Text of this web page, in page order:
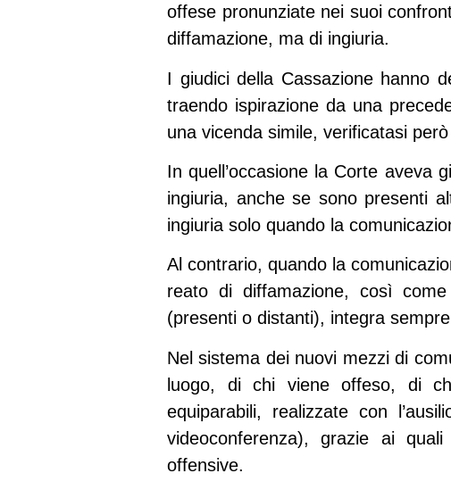
offese pronunziate nei suoi
diffamazione, ma di ingiuria.
I giudici della Cassazione hanno
traendo ispirazione da una
una vicenda simile, verificatasi
In quell’occasione la Corte aveva
ingiuria, anche se sono presenti
ingiuria solo quando la
Al contrario, quando la
reato di diffamazione, così
(presenti o distanti), integra
Nel sistema dei nuovi mezzi di
luogo, di chi viene offeso, di
equiparabili, realizzate con
videoconferenza), grazie ai
offensive.